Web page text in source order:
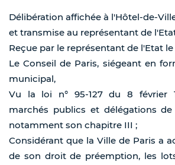
Délibération affichée à l'Hôtel-de-
et transmise au représentant de
Reçue par le représentant de l'Etat le
Le Conseil de Paris, siégeant en
municipal,
Vu la loi n° 95-127 du 8 février
marchés publics et délégations
notamment son chapitre III ;
Considérant que la Ville de Paris a
de son droit de préemption, les